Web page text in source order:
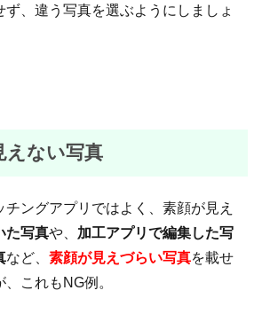
、違う写真を選ぶようにしましょ
えない写真
ングアプリではよく、素顔が見え
た写真や、 加工アプリで編集した写
など、素顔が見えづらい写真を載せ
これもNG例。